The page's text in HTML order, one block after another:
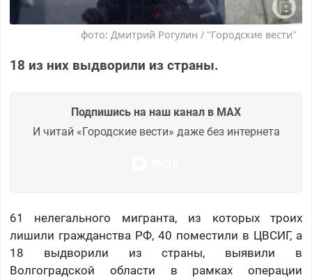
фото: Дмитрий Рогулин / "Городские вести"
18 из них выдворили из страны.
Подпишись на наш канал в MAX
И читай «Городские вести» даже без интернета
61 нелегального мигранта, из которых троих
лишили гражданства РФ, 40 поместили в ЦВСИГ, а
18 выдворили из страны, выявили в
Волгоградской области в рамках операции